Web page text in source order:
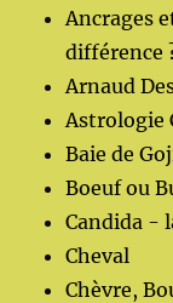
Ancrages
différence
Arnaud
Astrologie
Baie de
Boeuf ou
Candida -
Cheval
Chèvre,